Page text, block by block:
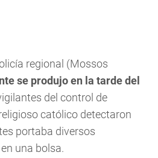
regional (Mossos
se produjo en la tarde del
del control de
católico detectaron
portaba diversos
una bolsa.